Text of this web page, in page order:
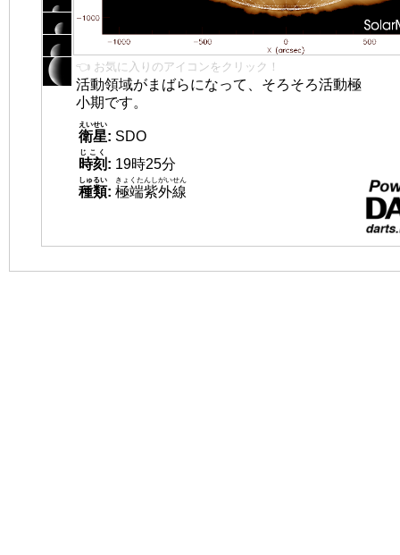
👈 お気に入りのアイコンをクリック！
活動領域がまばらになって、そろそろ活動極
小期です。
衛星
えいせい
: SDO
時刻
じこく
: 19時25分
種類
しゅるい
: 極端紫外線
きょくたんしがいせん